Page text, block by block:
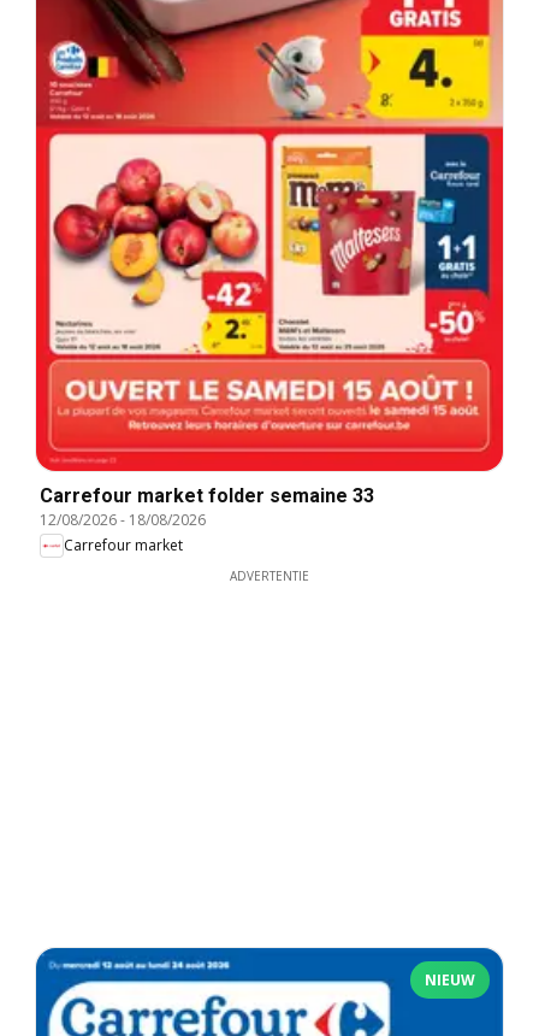
Carrefour market folder semaine 33
12/08/2026- 18/08/2026
Carrefour market
ADVERTENTIE
NIEUW